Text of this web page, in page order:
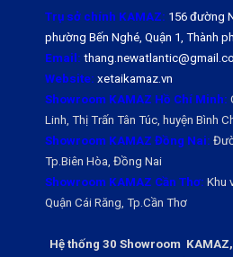
Trụ sở chính KAMAZ: 156 đường
phường Bến Nghé, Quận 1, Thành
Email:
Website: xetaikamaz.vn
Showroom KAMAZ Hồ Chí Minh:
Linh, Thị Trấn Tân Túc, huyện Bình
Showroom KAMAZ Đồng Nai:
Tp.Biên Hòa, Đồng Nai
Showroom KAMAZ Cần Thơ: Khu
Quận Cái Răng, Tp.Cần Thơ
Hệ thống 30 Showroom